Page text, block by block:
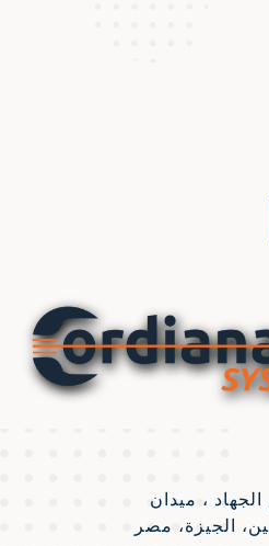
الجهاد ، ميدان
الجيزة، مصر